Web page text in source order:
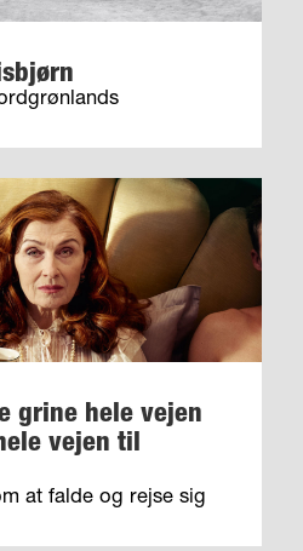
grine hele vejen
vejen til
at falde og rejse sig